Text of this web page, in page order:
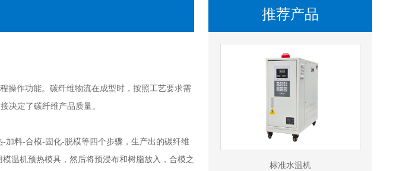
操作功能。碳纤维物流在成型时，按照工艺要求需
决定了碳纤维产品质量。
料-合模-固化-脱模等四个步骤，生产出的碳纤维
温机预热模具，然后将预浸布和树脂放入，合模之
推荐产品
标准水温机